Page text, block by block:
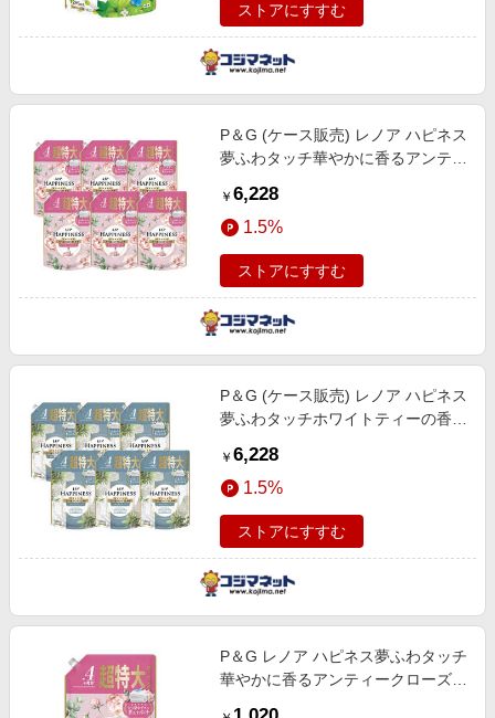
ストアにすすむ
P＆G (ケース販売) レノア ハピネス
夢ふわタッチ華やかに香るアンティ
大サイズ 1285ml×6個
￥ 6,228
1.5%
ストアにすすむ
P＆G (ケース販売) レノア ハピネス
夢ふわタッチホワイトティーの香り
1285ml×6個
￥ 6,228
1.5%
ストアにすすむ
P＆G レノア ハピネス夢ふわタッチ
華やかに香るアンティークローズの